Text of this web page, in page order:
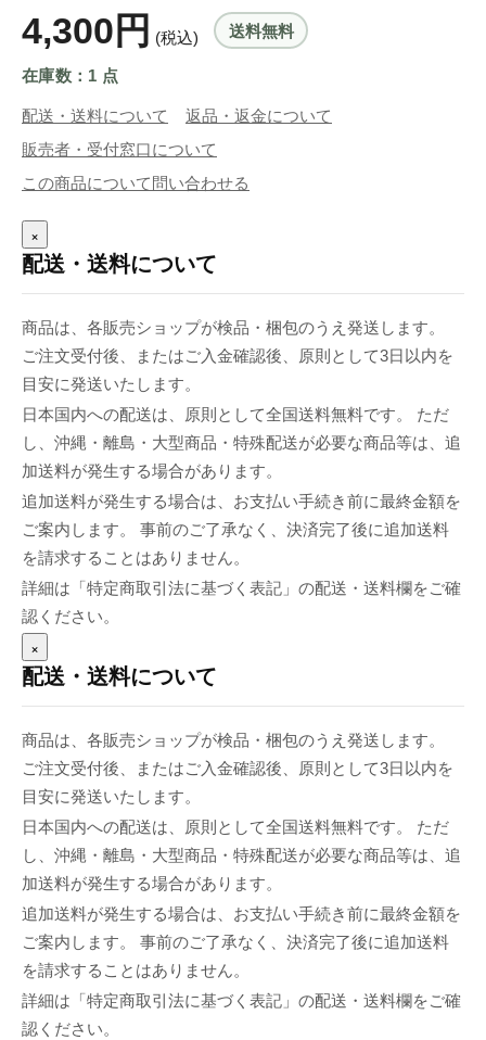
4,300円 (税込) 送料無料
在庫数：1 点
配送・送料について
返品・返金について
販売者・受付窓口について
この商品について問い合わせる
×
配送・送料について
商品は、各販売ショップが検品・梱包のうえ発送します。
ご注文受付後、またはご入金確認後、原則として3日以内を
目安に発送いたします。
日本国内への配送は、原則として全国送料無料です。 ただ
し、沖縄・離島・大型商品・特殊配送が必要な商品等は、追
加送料が発生する場合があります。
追加送料が発生する場合は、お支払い手続き前に最終金額を
ご案内します。 事前のご了承なく、決済完了後に追加送料
を請求することはありません。
詳細は「特定商取引法に基づく表記」の配送・送料欄をご確
認ください。
×
配送・送料について
商品は、各販売ショップが検品・梱包のうえ発送します。
ご注文受付後、またはご入金確認後、原則として3日以内を
目安に発送いたします。
日本国内への配送は、原則として全国送料無料です。 ただ
し、沖縄・離島・大型商品・特殊配送が必要な商品等は、追
加送料が発生する場合があります。
追加送料が発生する場合は、お支払い手続き前に最終金額を
ご案内します。 事前のご了承なく、決済完了後に追加送料
を請求することはありません。
詳細は「特定商取引法に基づく表記」の配送・送料欄をご確
認ください。